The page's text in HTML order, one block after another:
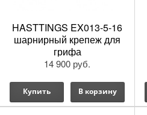
HASTTINGS EX013-5-16
шарнирный крепеж для
грифа
14 900 руб.
Купить В корзину